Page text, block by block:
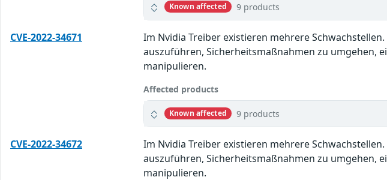
Known affected 9 products
CVE-2022-34671
Im Nvidia Treiber existieren mehrere
auszuführen, Sicherheitsmaßnahmen zu umgehen,
manipulieren.
Affected products
Known affected 9 products
CVE-2022-34672
Im Nvidia Treiber existieren mehrere
auszuführen, Sicherheitsmaßnahmen zu umgehen,
manipulieren.